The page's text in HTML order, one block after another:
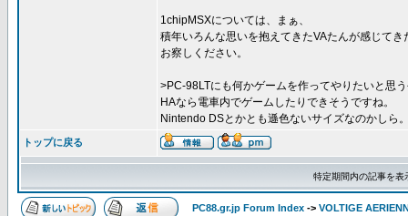
1chipMSXについては、まぁ、
積年いろんな思いを抱えてきたVAたんが感じてき
お察しください。
>PC-98LTにも何かゲームを作ってやりたいと思
HAなら電車内でゲームしたりできそうですね。
Nintendo DSとかとも遜色ないサイズなのかしら
トップに戻る
特定期間内の記事を
PC88.gr.jp Forum Index -> VOLTIGE